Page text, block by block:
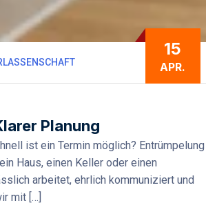
15
APR.
Planung
ist ein Termin möglich? Entrümpelung
Haus, einen Keller oder einen
arbeitet, ehrlich kommuniziert und
mit […]